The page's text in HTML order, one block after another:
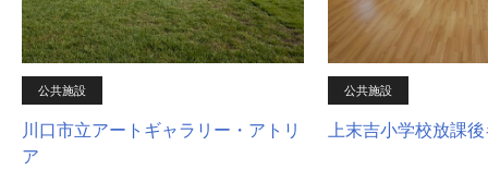
公共施設
川口市立アートギャラリー・アトリ
ア
公共施設
上末吉小学校放課